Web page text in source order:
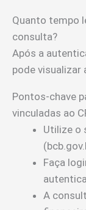
Quanto tempo
consulta?
Após a
pode visualizar
Pontos-chave
vinculadas ao
Utilize o
Faça
A